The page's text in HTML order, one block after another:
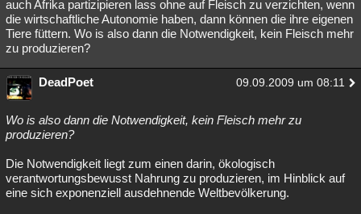
auch Afrika partizipieren lass ohne auf Fleisch zu verzichten, wenn
die wirtschaftliche Autonomie haben, dann können die ihre eigenen
Tiere füttern. Wo is also dann die Notwendigkeit, kein Fleisch mehr
zu produzieren?
DeadPoet 09.09.2009 um 08:11
Wo is also dann die Notwendigkeit, kein Fleisch mehr zu
produzieren?
Die Notwendigkeit liegt zum einen darin, ökologisch
verantwortungsbewusst Nahrung zu produzieren, im Hinblick auf
eine sich exponenziell ausdehnende Weltbevölkerung.